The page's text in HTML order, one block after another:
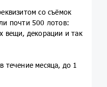
со съёмок
почти 500 лотов:
вещи, декорации и так
течение месяца, до 1